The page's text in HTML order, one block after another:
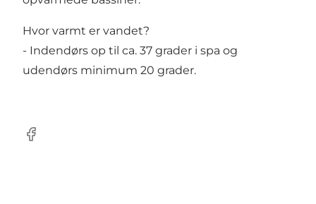
Hvor varmt er vandet?
- Indendørs op til ca. 37 grader i spa og
udendørs minimum 20 grader.
Facebook